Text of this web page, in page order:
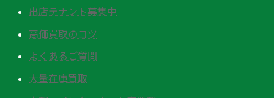
出店テナント募集中
高価買取のコツ
よくあるご質問
大量在庫買取